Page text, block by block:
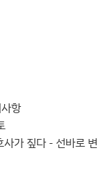
항
가 짚다 - 선바로 변